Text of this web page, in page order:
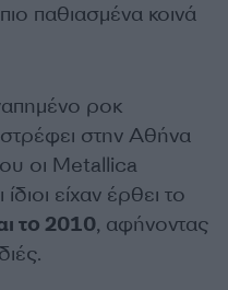
παθιασμένα κοινά
ροκ
στην Αθήνα
οι Metallica
είχαν έρθει το
το 2010, αφήνοντας